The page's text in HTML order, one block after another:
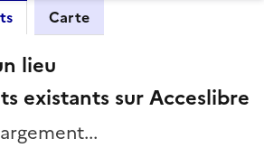
Carte
lieu
existants sur Acceslibre